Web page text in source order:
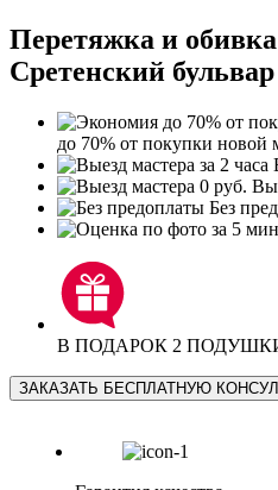
Перетяжка и
Сретенский бульвар
до 70% от покупки новой
Без
В ПОДАРОК 2
ЗАКАЗАТЬ БЕСПЛАТНУЮ